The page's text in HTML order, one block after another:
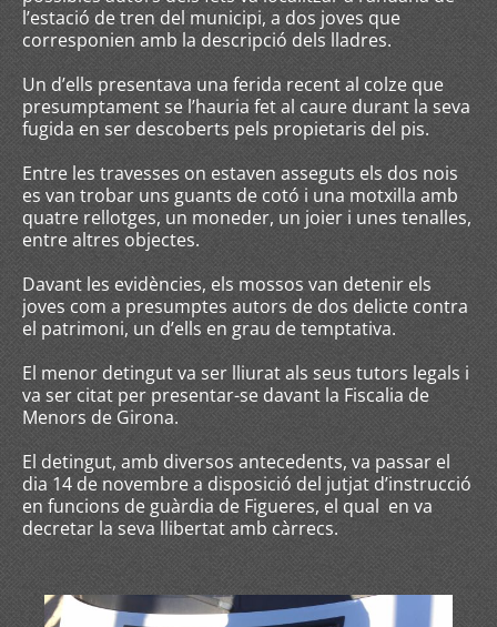
l’estació de tren del municipi, a dos joves que
corresponien amb la descripció dels lladres.
Un d’ells presentava una ferida recent al colze que
presumptament se l’hauria fet al caure durant la seva
fugida en ser descoberts pels propietaris del pis.
Entre les travesses on estaven asseguts els dos nois
es van trobar uns guants de cotó i una motxilla amb
quatre rellotges, un moneder, un joier i unes tenalles,
entre altres objectes.
Davant les evidències, els mossos van detenir els
joves com a presumptes autors de dos delicte contra
el patrimoni, un d’ells en grau de temptativa.
El menor detingut va ser lliurat als seus tutors legals i
va ser citat per presentar-se davant la Fiscalia de
Menors de Girona.
El detingut, amb diversos antecedents, va passar el
dia 14 de novembre a disposició del jutjat d’instrucció
en funcions de guàrdia de Figueres, el qual en va
decretar la seva llibertat amb càrrecs.